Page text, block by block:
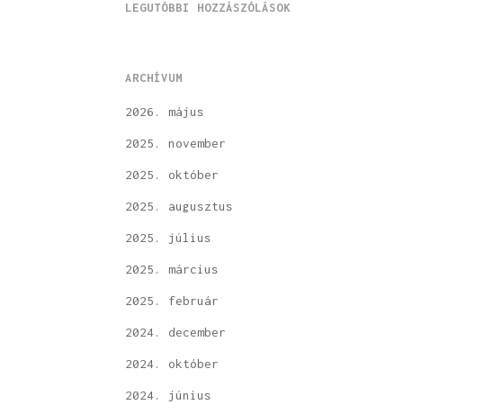
LEGUTÓBBI HOZZÁSZÓLÁSOK
ARCHÍVUM
2026. május
2025. november
2025. október
2025. augusztus
2025. július
2025. március
2025. február
2024. december
2024. október
2024. június